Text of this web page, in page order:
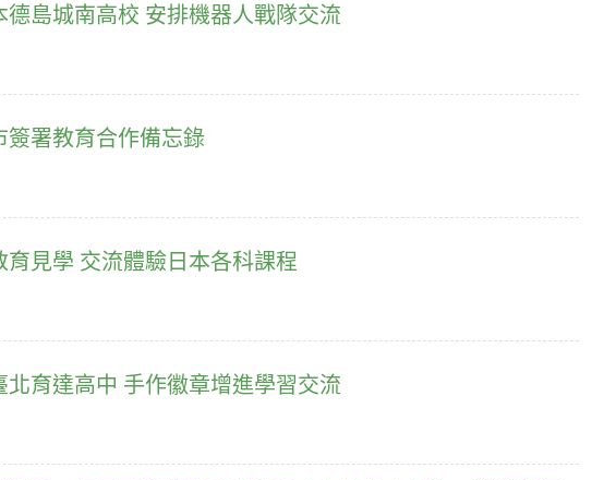
德島城南高校 安排機器人戰隊交流
簽署教育合作備忘錄
育見學 交流體驗日本各科課程
北育達高中 手作徽章增進學習交流